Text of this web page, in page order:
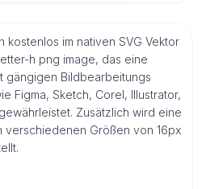
kostenlos im nativen SVG Vektor
h png image, das eine
gängigen Bildbearbeitungs
Figma, Sketch, Corel, Illustrator,
Zusätzlich wird eine
verschiedenen Größen von 16px